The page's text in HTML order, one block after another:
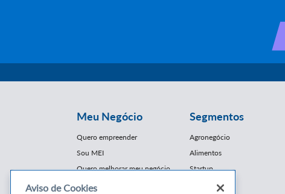
Meu Negócio
Quero empreender
Sou MEI
Quero melhorar meu negócio
Segmentos
Agronegócio
Alimentos
Startup
E-Commerce
Aviso de Cookies